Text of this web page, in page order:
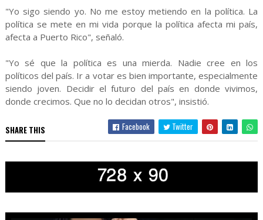
"Yo sigo siendo yo. No me estoy metiendo en la política. La
política se mete en mi vida porque la política afecta mi país,
afecta a Puerto Rico", señaló.
"Yo sé que la política es una mierda. Nadie cree en los
políticos del país. Ir a votar es bien importante, especialmente
siendo joven. Decidir el futuro del país en donde vivimos,
donde crecimos. Que no lo decidan otros", insistió.
SHARE THIS Facebook Twitter